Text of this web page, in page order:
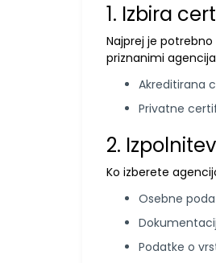
1. Izbira
Najprej je
priznanimi
Akreditirana
Privatne
2.
Ko izberete
Osebne
Podatke o